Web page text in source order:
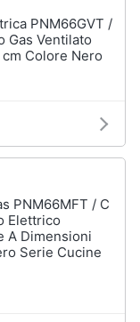
PNM66GVT /
Gas Ventilato
Colore Nero
PNM66MFT / C
Elettrico
A Dimensioni
Serie Cucine